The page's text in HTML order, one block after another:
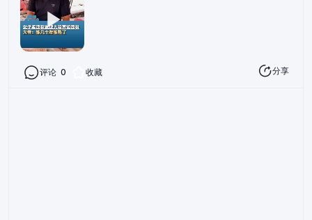
评论 0 收藏 分享